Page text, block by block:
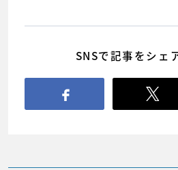
SNSで記事をシェ